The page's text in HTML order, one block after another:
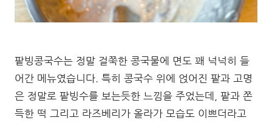
팥빙콩국수는 정말 걸쭉한 콩국물에 면도 꽤 넉넉히 들
어간 메뉴였습니다. 특히 콩국수 위에 얹어진 팥과 고명
은 정말로 팥빙수를 보는듯한 느낌을 주었는데, 팥과 쫀
득한 떡 그리고 라즈베리가 올라가 모습도 이쁘더라고